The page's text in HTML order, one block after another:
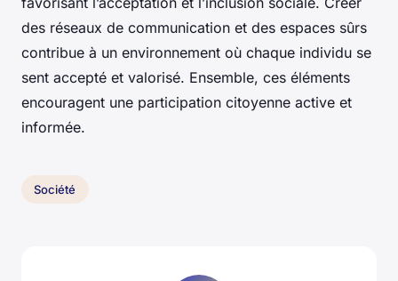
des réseaux de communication et des espaces sûrs
contribue à un environnement où chaque individu se
sent accepté et valorisé. Ensemble, ces éléments
encouragent une participation citoyenne active et
informée.
Société